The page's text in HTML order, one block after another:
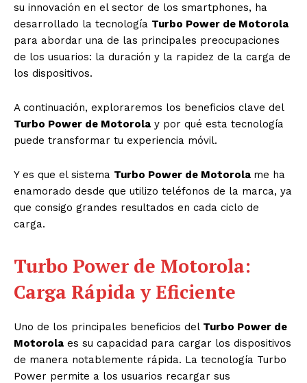
su innovación en el sector de los smartphones, ha
desarrollado la tecnología Turbo Power de Motorola
para abordar una de las principales preocupaciones
de los usuarios: la duración y la rapidez de la carga de
los dispositivos.
A continuación, exploraremos los beneficios clave del
Turbo Power de Motorola y por qué esta tecnología
puede transformar tu experiencia móvil.
Y es que el sistema Turbo Power de Motorola me ha
enamorado desde que utilizo teléfonos de la marca, ya
que consigo grandes resultados en cada ciclo de
carga.
Turbo Power de Motorola:
Carga Rápida y Eficiente
Uno de los principales beneficios del Turbo Power de
Motorola es su capacidad para cargar los dispositivos
de manera notablemente rápida. La tecnología Turbo
Power permite a los usuarios recargar sus